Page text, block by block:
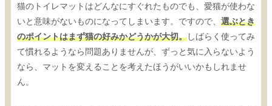
猫のトイレマットはどんなにすぐれたものでも、愛猫が使わな
いと意味がないものになってしまいます。ですので、 選ぶとき
のポイントはまず猫の好みかどうかが大切。しばらく使ってみ
て慣れるようなら問題ありませんが、ずっと気に入らないよう
なら、マットを変えることを考えたほうがいいかもしれませ
ん。